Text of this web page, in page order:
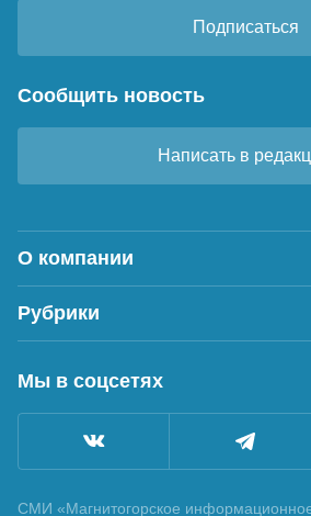
Подписаться
Сообщить новость
Написать в
О компании
Рубрики
Мы в соцсетях
СМИ «Магнитогорское информационное